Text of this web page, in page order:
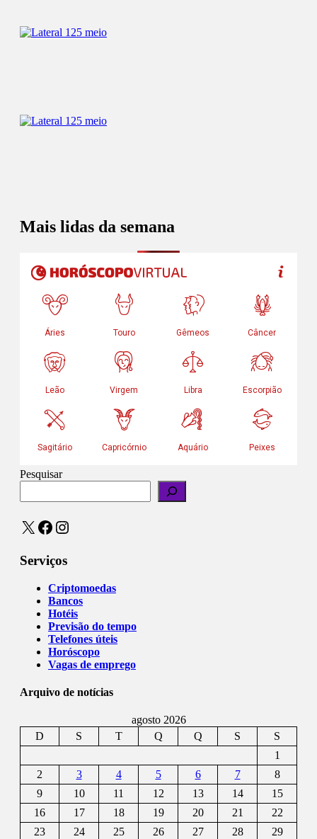
Mais lidas da semana
Pesquisar
X Facebook
Instagram
Serviços
Criptomoedas
Bancos
Hotéis
Previsão do tempo
Telefones úteis
Horóscopo
Vagas de emprego
Arquivo de notícias
agosto 2026
D
S T Q Q S
S
1
2
3 4 5 6 7
8
9
10 11 12 13 14
15
16
17 18 19 20 21
22
23
24 25 26 27 28
29